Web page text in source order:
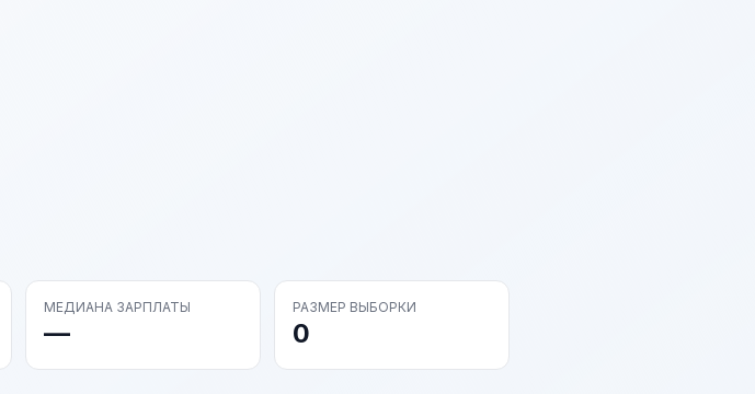
МЕДИАНА ЗАРПЛАТЫ
—
РАЗМЕР ВЫБОРКИ
0